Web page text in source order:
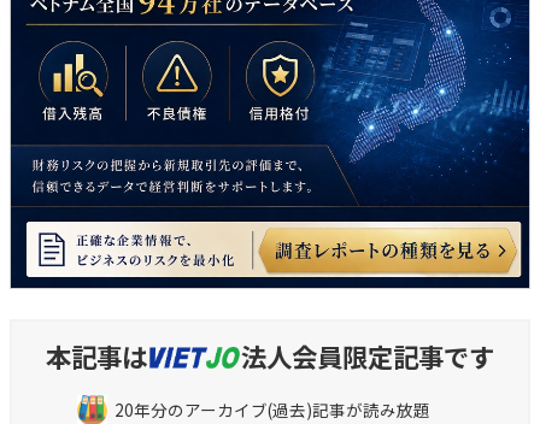
本記事は 法人会員限定記事です
20年分のアーカイブ(過去)記事が読み放題